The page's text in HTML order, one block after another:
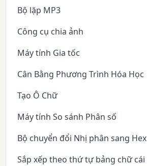
Bộ lặp MP3
Công cụ chia ảnh
Máy tính Gia tốc
Cân Bằng Phương Trình Hóa Học
Tạo Ô Chữ
Máy tính So sánh Phân số
Bộ chuyển đổi Nhị phân sang Hex
Sắp xếp theo thứ tự bảng chữ cái